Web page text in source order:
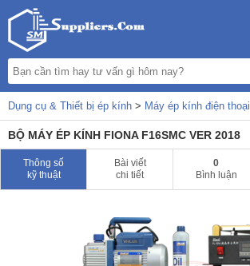
Dụng cụ & Thiết bị ép kính > Máy ép kính điện thoại
BỘ MÁY ÉP KÍNH FIONA F16SMC VER 2018
Thông số
kỹ thuật
Bài viết
chi tiết
0
Bình luận